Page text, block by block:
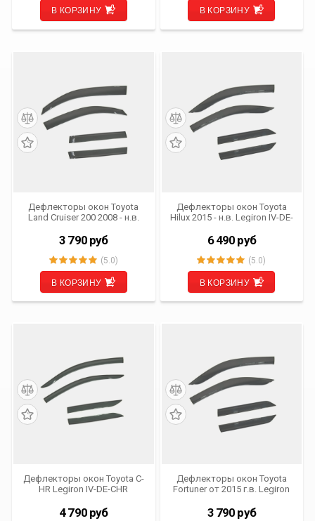
В КОРЗИНУ В КОРЗИНУ
Дефлекторы окон Toyota
Land Cruiser 200 2008 - н.в.
из 4 шт.) (OEM)
3 790 руб
(5.0)
В КОРЗИНУ
Дефлекторы окон Toyota
Hilux 2015 - н.в. Legiron IV-DE-
(OEM)
6 490 руб
(5.0)
В КОРЗИНУ
Дефлекторы окон Toyota C-
HR Legiron IV-DE-CHR
4 790 руб
Дефлекторы окон Toyota
Fortuner от 2015 г.в. Legiron
шт.) (OEM)
3 790 руб